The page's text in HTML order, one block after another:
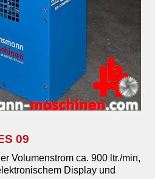
09
Volumenstrom ca. 900 ltr./min,
Display und